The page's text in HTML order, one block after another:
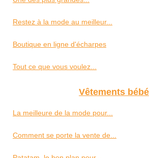
Restez à la mode au meilleur...
Boutique en ligne d'écharpes
Tout ce que vous voulez...
Vêtements bébé
La meilleure de la mode pour...
Comment se porte la vente de...